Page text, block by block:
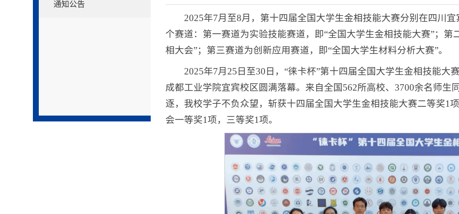
通知公告
2025年7月至8月，第十四届全国大学生金相技能大赛分别在四川
个赛道：第一赛道为实验技能赛道，即“全国大学生金相技能大赛”；第
相大会”；第三赛道为创新应用赛道，即“全国大学生材料分析大赛”。
2025年7月25日至30日，“徕卡杯”第十四届全国大学生金相技能大
成都工业学院宜宾校区圆满落幕。来自全国562所高校、3700余名师生
逐，我校学子不负众望，斩获十四届全国大学生金相技能大赛二等奖1
会一等奖1项，三等奖1项。